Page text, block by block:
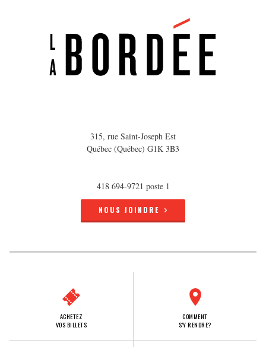
315, rue Saint-Joseph Est
Québec (Québec) G1K 3B3
418 694-9721 poste 1
NOUS JOINDRE
ACHETEZ
VOS BILLETS
COMMENT
S'Y RENDRE?